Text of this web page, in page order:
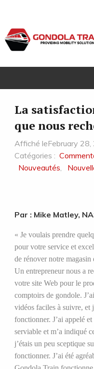
La
que nous
Affiché leFebruary 28,
Catégories :
Nouveautés,
Par : Mike Matley,
« Je voulais prendre
pour votre service et
de rénover notre magasin
Un entrepreneur nous a
votre site Web pour le
comptoirs de gondole.
vidéos faciles à suivre, et
fonctionner. J’ai appelé
serviable et m’a indiqué
j’étais un peu sceptique
fonctionner. J’ai été